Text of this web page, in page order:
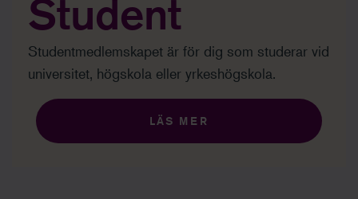
Student
Studentmedlemskapet är för dig som studerar vid
universitet, högskola eller yrkeshögskola.
LÄS MER